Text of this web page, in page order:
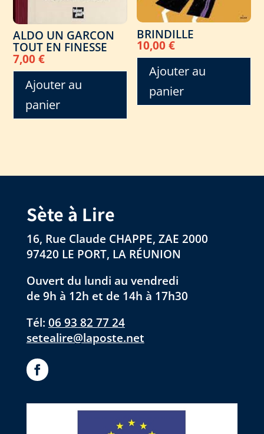
ALDO UN GARCON
TOUT EN FINESSE
7,00€
Ajouter au
panier
BRINDILLE
10,00€
Ajouter au
panier
Sète à Lire
16, Rue Claude CHAPPE, ZAE 2000
97420 LE PORT, LA RÉUNION
Ouvert du lundi au vendredi
de 9h à 12h et de 14h à 17h30
Tél: 06 93 82 77 24
setealire@laposte.net